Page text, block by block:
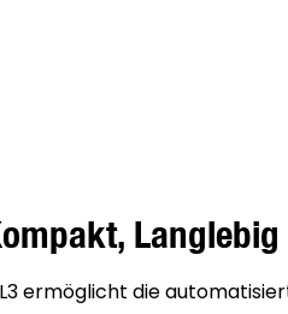
Langlebig
ermöglicht die